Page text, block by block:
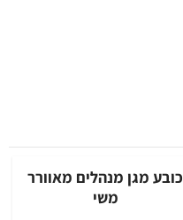
כובע מגן מנהלים מאוורר
משי